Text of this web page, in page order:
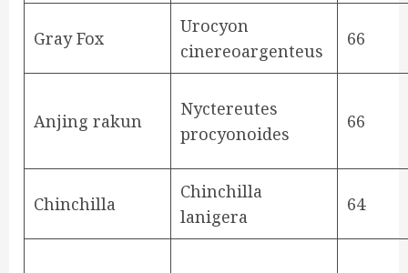
Gray Fox
Urocyon
cinereoargenteus
66
Anjing rakun
Nyctereutes
procyonoides
66
Chinchilla
Chinchilla
lanigera
64